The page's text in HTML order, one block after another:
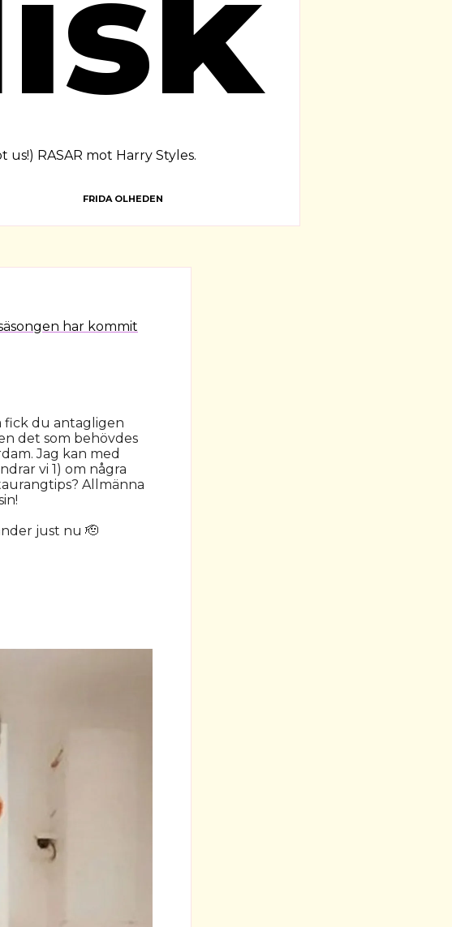
us!) RASAR mot Harry Styles.
FRIDA OLHEDEN
har kommit
fick du antagligen
det som behövdes
Jag kan med
vi 1) om några
Allmänna
just nu 🫡